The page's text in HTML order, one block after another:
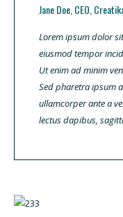
Jane Doe, CEO,
Lorem ipsum dolor
eiusmod tempor
Ut enim ad minim
Sed pharetra ipsum
ullamcorper ante a
lectus dapibus,